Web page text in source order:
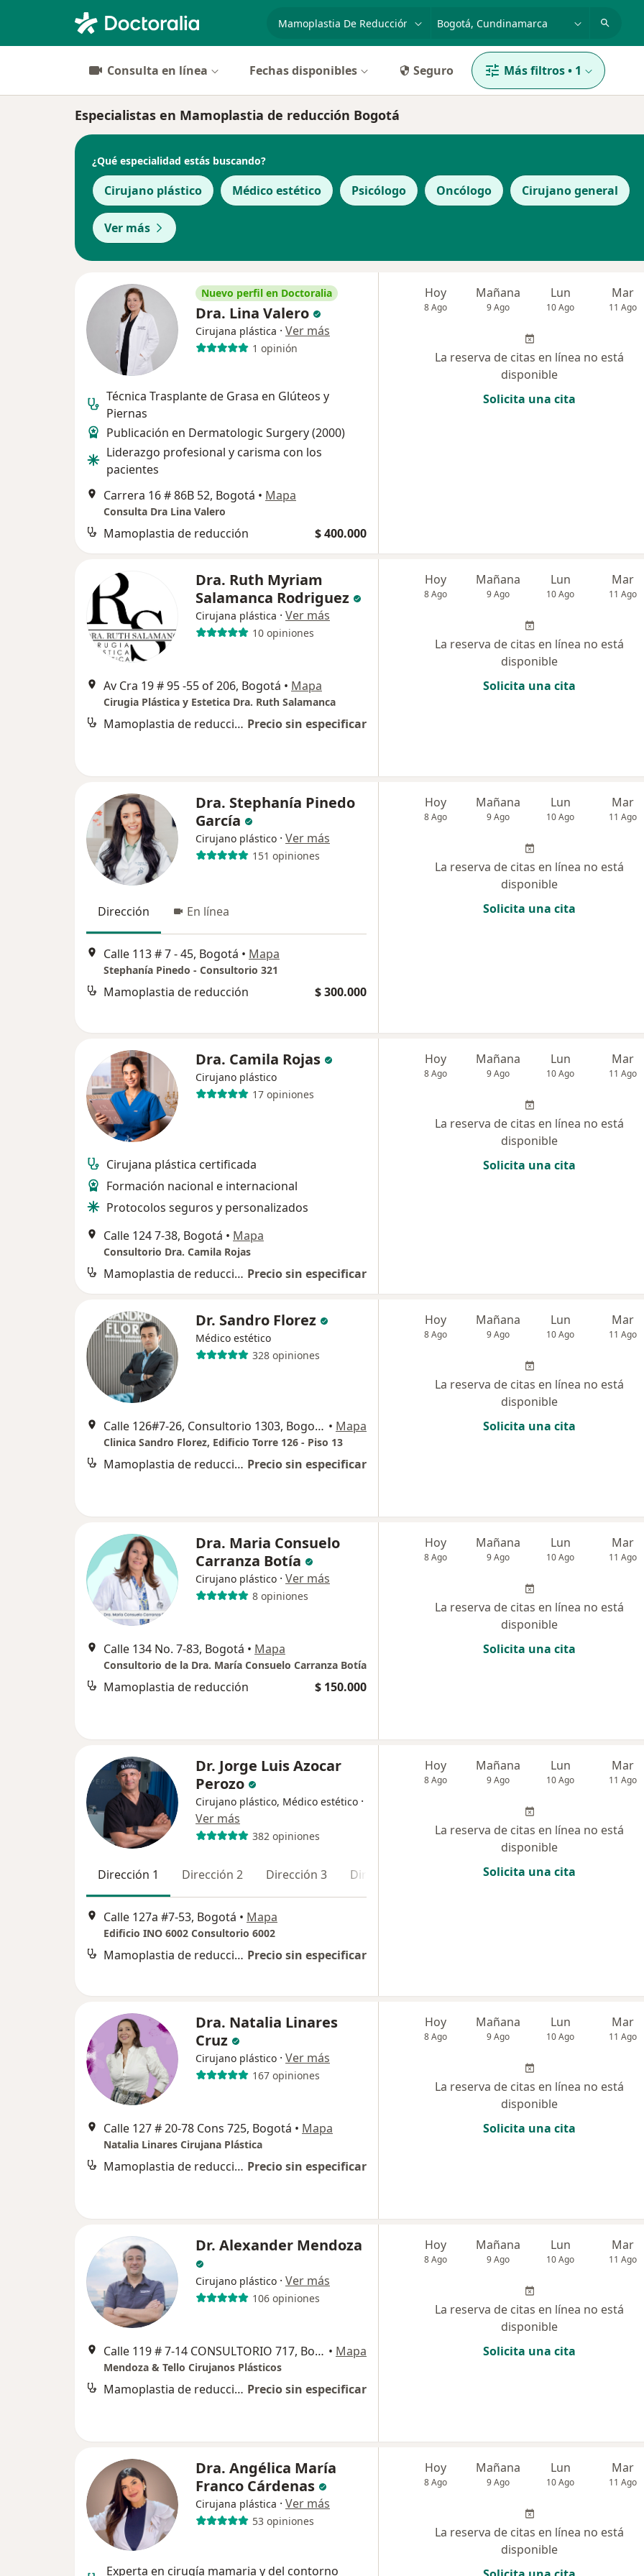
especialidad, enfermedad o nombre
p. ej. Bogotá
Consulta en línea Fechas disponibles Seguro Más filtros• 1
Especialistas en Mamoplastia de reducción Bogotá
¿Qué especialidad estás buscando?
Cirujano plástico Médico estético Psicólogo Oncólogo Cirujano general
Ver más
Nuevo perfil en Doctoralia
Dra. Lina Valero
Cirujana plástica · Ver más
1 opinión
Técnica Trasplante de Grasa en Glúteos y
Piernas
Publicación en Dermatologic Surgery (2000)
Liderazgo profesional y carisma con los
pacientes
Carrera 16 # 86B 52, Bogotá • Mapa
Consulta Dra Lina Valero
Mamoplastia de reducción $ 400.000
Hoy
8 Ago
Mañana
9 Ago
Lun
10 Ago
Mar
11 Ago
La reserva de citas en línea no está
disponible
Solicita una cita
Dra. Ruth Myriam
Salamanca Rodriguez
Cirujana plástica · Ver más
10 opiniones
Av Cra 19 # 95 -55 of 206, Bogotá • Mapa
Cirugia Plástica y Estetica Dra. Ruth Salamanca
Mamoplastia de reducción Precio sin especificar
Hoy
8 Ago
Mañana
9 Ago
Lun
10 Ago
Mar
11 Ago
La reserva de citas en línea no está
disponible
Solicita una cita
Dra. Stephanía Pinedo
García
Cirujano plástico · Ver más
151 opiniones
Dirección En línea
Calle 113 # 7 - 45, Bogotá • Mapa
Stephanía Pinedo - Consultorio 321
Mamoplastia de reducción $ 300.000
Hoy
8 Ago
Mañana
9 Ago
Lun
10 Ago
Mar
11 Ago
La reserva de citas en línea no está
disponible
Solicita una cita
Dra. Camila Rojas
Cirujano plástico
17 opiniones
Cirujana plástica certificada
Formación nacional e internacional
Protocolos seguros y personalizados
Calle 124 7-38, Bogotá • Mapa
Consultorio Dra. Camila Rojas
Mamoplastia de reducción Precio sin especificar
Hoy
8 Ago
Mañana
9 Ago
Lun
10 Ago
Mar
11 Ago
La reserva de citas en línea no está
disponible
Solicita una cita
Dr. Sandro Florez
Médico estético
328 opiniones
Calle 126#7-26, Consultorio 1303, Bogotá, Colombia, Bogotá • Mapa
Clinica Sandro Florez, Edificio Torre 126 - Piso 13
Mamoplastia de reducción Precio sin especificar
Hoy
8 Ago
Mañana
9 Ago
Lun
10 Ago
Mar
11 Ago
La reserva de citas en línea no está
disponible
Solicita una cita
Dra. Maria Consuelo
Carranza Botía
Cirujano plástico · Ver más
8 opiniones
Calle 134 No. 7-83, Bogotá • Mapa
Consultorio de la Dra. María Consuelo Carranza Botía
Mamoplastia de reducción $ 150.000
Hoy
8 Ago
Mañana
9 Ago
Lun
10 Ago
Mar
11 Ago
La reserva de citas en línea no está
disponible
Solicita una cita
Dr. Jorge Luis Azocar
Perozo
Cirujano plástico, Médico estético ·
Ver más
382 opiniones
Dirección 1 Dirección 2 Dirección 3 Dirección 4
Calle 127a #7-53, Bogotá • Mapa
Edificio INO 6002 Consultorio 6002
Mamoplastia de reducción Precio sin especificar
Hoy
8 Ago
Mañana
9 Ago
Lun
10 Ago
Mar
11 Ago
La reserva de citas en línea no está
disponible
Solicita una cita
Dra. Natalia Linares
Cruz
Cirujano plástico · Ver más
167 opiniones
Calle 127 # 20-78 Cons 725, Bogotá • Mapa
Natalia Linares Cirujana Plástica
Mamoplastia de reducción Precio sin especificar
Hoy
8 Ago
Mañana
9 Ago
Lun
10 Ago
Mar
11 Ago
La reserva de citas en línea no está
disponible
Solicita una cita
Dr. Alexander Mendoza
Cirujano plástico · Ver más
106 opiniones
Calle 119 # 7-14 CONSULTORIO 717, Bogotá • Mapa
Mendoza & Tello Cirujanos Plásticos
Mamoplastia de reducción Precio sin especificar
Hoy
8 Ago
Mañana
9 Ago
Lun
10 Ago
Mar
11 Ago
La reserva de citas en línea no está
disponible
Solicita una cita
Dra. Angélica María
Franco Cárdenas
Cirujana plástica · Ver más
53 opiniones
Experta en cirugía mamaria y del contorno
Hoy
8 Ago
Mañana
9 Ago
Lun
10 Ago
Mar
11 Ago
La reserva de citas en línea no está
disponible